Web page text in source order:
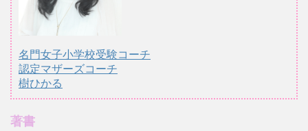
名門女子小学校受験コーチ
認定マザーズコーチ
樹ひかる
著書